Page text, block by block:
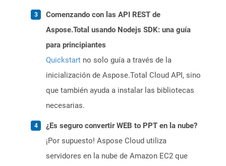
Comenzando con las API REST de
Aspose.Total usando Nodejs SDK: una guía
para principiantes
Quickstart no solo guía a través de la
inicialización de Aspose.Total Cloud API, sino
que también ayuda a instalar las bibliotecas
necesarias.
¿Es seguro convertir WEB to PPT en la nube?
¡Por supuesto! Aspose Cloud utiliza
servidores en la nube de Amazon EC2 que